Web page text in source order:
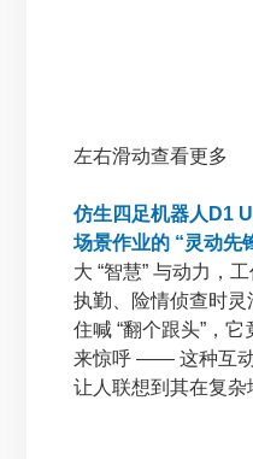
左右滑动查看更多
仿生四足机器人D1
场景作业的 “灵动先
大 “智慧” 与动力，
执勤、险情侦查时
住喊 “翻个跟头”，它
来惊呼 —— 这种互
让人联想到其在复杂